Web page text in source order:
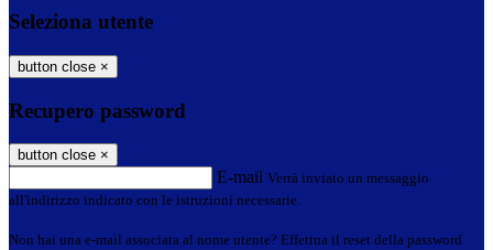
Seleziona utente
button close ×
Recupero password
button close ×
E-mail Verrà inviato un messaggio
all'indirizzo indicato con le istruzioni necessarie.
Non hai una e-mail associata al nome utente? Effettua il reset della password